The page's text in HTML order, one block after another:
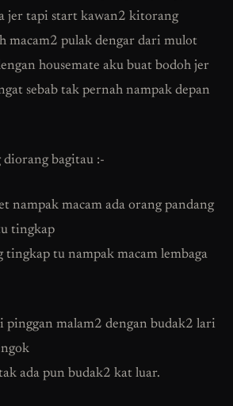
jer tapi start kawan2 kitorang
macam2 pulak dengar dari mulot
housemate aku buat bodoh jer
sebab tak pernah nampak depan
bagitau :-
nampak macam ada orang pandang
tingkap
tingkap tu nampak macam lembaga
pinggan malam2 dengan budak2 lari
ada pun budak2 kat luar.